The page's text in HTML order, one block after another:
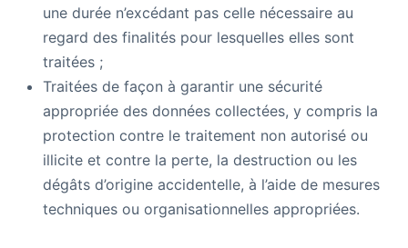
une durée n’excédant pas celle nécessaire au
regard des finalités pour lesquelles elles sont
traitées ;
Traitées de façon à garantir une sécurité
appropriée des données collectées, y compris la
protection contre le traitement non autorisé ou
illicite et contre la perte, la destruction ou les
dégâts d’origine accidentelle, à l’aide de mesures
techniques ou organisationnelles appropriées.